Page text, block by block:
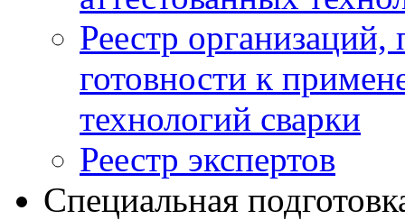
Реестр
готовности к
технологий сварки
Реестр экспертов
Специальная